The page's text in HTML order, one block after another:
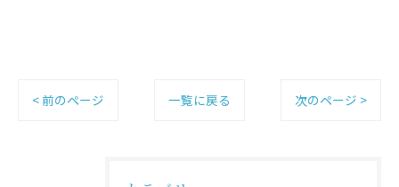
< 前のページ 一覧に戻る 次のページ >